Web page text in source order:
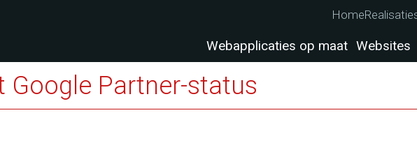
Home
Webapplicaties op maat Websites
Google Partner-status